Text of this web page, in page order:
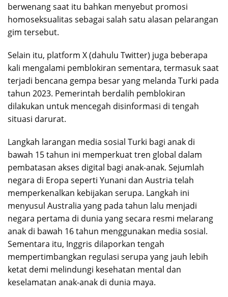
berwenang saat itu bahkan menyebut promosi
homoseksualitas sebagai salah satu alasan pelarangan
gim tersebut.
Selain itu, platform X (dahulu Twitter) juga beberapa
kali mengalami pemblokiran sementara, termasuk saat
terjadi bencana gempa besar yang melanda Turki pada
tahun 2023. Pemerintah berdalih pemblokiran
dilakukan untuk mencegah disinformasi di tengah
situasi darurat.
Langkah larangan media sosial Turki bagi anak di
bawah 15 tahun ini memperkuat tren global dalam
pembatasan akses digital bagi anak-anak. Sejumlah
negara di Eropa seperti Yunani dan Austria telah
memperkenalkan kebijakan serupa. Langkah ini
menyusul Australia yang pada tahun lalu menjadi
negara pertama di dunia yang secara resmi melarang
anak di bawah 16 tahun menggunakan media sosial.
Sementara itu, Inggris dilaporkan tengah
mempertimbangkan regulasi serupa yang jauh lebih
ketat demi melindungi kesehatan mental dan
keselamatan anak-anak di dunia maya.